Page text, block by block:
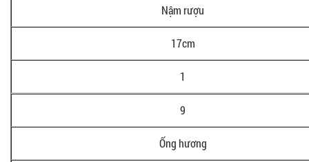
Nậm rượu
17cm
1
9
Ống hương